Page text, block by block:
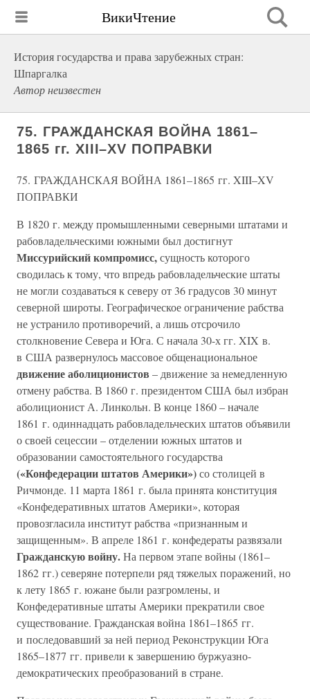
ВикиЧтение
История государства и права зарубежных стран:
Шпаргалка
Автор неизвестен
75. ГРАЖДАНСКАЯ ВОЙНА 1861–
1865 гг. XIII–XV ПОПРАВКИ
75. ГРАЖДАНСКАЯ ВОЙНА 1861–1865 гг. XIII–XV
ПОПРАВКИ
В 1820 г. между промышленными северными штатами и
рабовладельческими южными был достигнут
Миссурийский компромисс,сущность которого
сводилась к тому, что впредь рабовладельческие штаты
не могли создаваться к северу от 36 градусов 30 минут
северной широты. Географическое ограничение рабства
не устранило противоречий, а лишь отсрочило
столкновение Севера и Юга. С начала 30-х гг. XIX в.
в США развернулось массовое общенациональное
движение аболиционистов – движение за немедленную
отмену рабства. В 1860 г. президентом США был избран
аболиционист А. Линкольн. В конце 1860 – начале
1861 г. одиннадцать рабовладельческих штатов объявили
о своей сецессии – отделении южных штатов и
образовании самостоятельного государства
(«Конфедерации штатов Америки»)со столицей в
Ричмонде. 11 марта 1861 г. была принята конституция
«Конфедеративных штатов Америки», которая
провозгласила институт рабства «признанным и
защищенным». В апреле 1861 г. конфедераты развязали
Гражданскую войну.На первом этапе войны (1861–
1862 гг.) северяне потерпели ряд тяжелых поражений, но
к лету 1865 г. южане были разгромлены, и
Конфедеративные штаты Америки прекратили свое
существование. Гражданская война 1861–1865 гг.
и последовавший за ней период Реконструкции Юга
1865–1877 гг. привели к завершению буржуазно-
демократических преобразований в стране.